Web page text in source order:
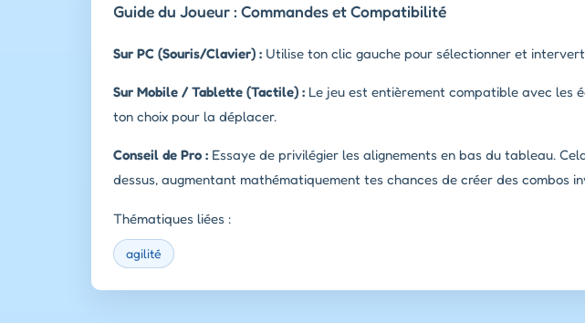
Guide du Joueur : Commandes et Compatibilité
Sur PC (Souris/Clavier) : Utilise ton clic gauche pour sélectionner et
Sur Mobile / Tablette (Tactile) : Le jeu est entièrement compatible avec les
ton choix pour la déplacer.
Conseil de Pro : Essaye de privilégier les alignements en bas du tableau.
dessus, augmentant mathématiquement tes chances de créer des combos
Thématiques liées :
agilité